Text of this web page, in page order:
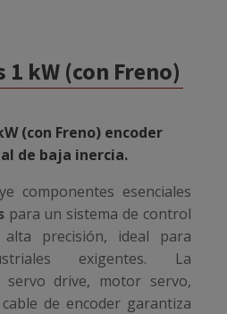
1 kW (con Freno)
(con Freno) encoder
de baja inercia.
componentes esenciales
para un sistema de control
precisión, ideal para
exigentes. La
servo drive, motor servo,
de encoder garantiza